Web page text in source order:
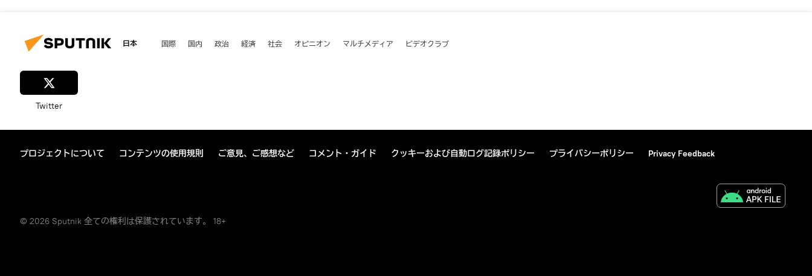
日本 国際 国内 政治 経済 社会 オピニオン マルチメディア ビデオクラブ
Twitter
プロジェクトについて コンテンツの使用規則 ご意見、ご感想など コメント・ガイド クッキーおよび自動ログ記録ポリシー プライバシーポリシー Privacy Feedback
© 2026 Sputnik 全ての権利は保護されています。 18+